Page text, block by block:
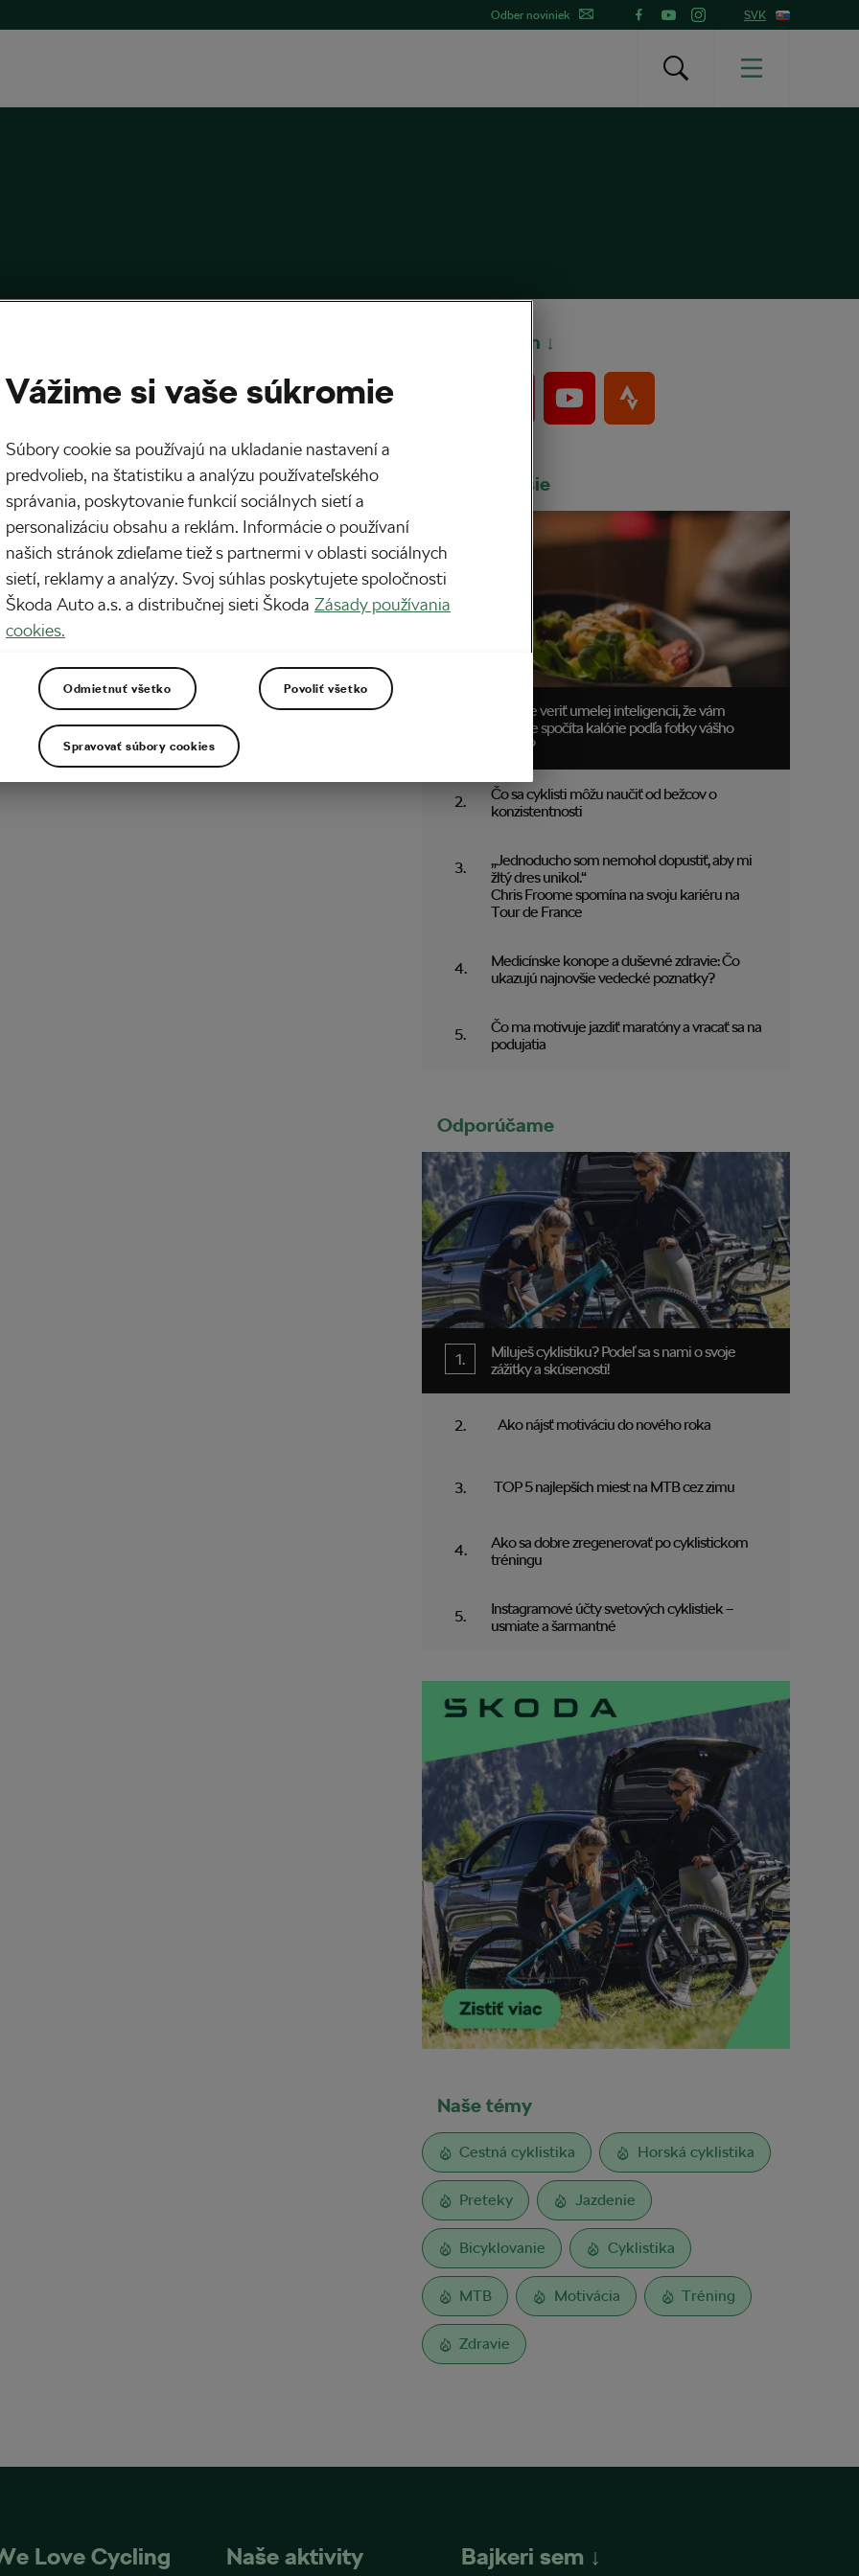
Odber noviniek SVK
o08:19
prechádza práve v Corleone a priľahlých oblastiach. Teplo, členitá
a dobré jedlo. Je to dostatočný dôvod, prečo sa tam vybrať aj na bicykli?
Bajkeri sem ↓
Najčítanejšie
Môžete veriť umelej inteligencii, že vám
správne spočíta kalórie podľa fotky vášho
obeda?
Čo sa cyklisti môžu naučiť od bežcov o
konzistentnosti
„Jednoducho som nemohol dopustiť, aby mi
žltý dres unikol.“
Chris Froome spomína na svoju kariéru na
Tour de France
Medicínske konope a duševné zdravie: Čo
ukazujú najnovšie vedecké poznatky?
Čo ma motivuje jazdiť maratóny a vracať sa na
podujatia
Odporúčame
Miluješ cyklistiku? Podeľ sa s nami o svoje
zážitky a skúsenosti!
Ako nájsť motiváciu do nového roka
TOP 5 najlepších miest na MTB cez zimu
Ako sa dobre zregenerovať po cyklistickom
tréningu
Instagramové účty svetových cyklistiek –
usmiate a šarmantné
Naše témy
Cestná cyklistika Horská cyklistika
Preteky Jazdenie
Bicyklovanie Cyklistika
MTB Motivácia Tréning
Zdravie
Love Cycling Naše aktivity Bajkeri sem ↓
Vážime si vaše súkromie
Súbory cookie sa používajú na ukladanie nastavení a
predvolieb, na štatistiku a analýzu používateľského
správania, poskytovanie funkcií sociálnych sietí a
personalizáciu obsahu a reklám. Informácie o používaní
našich stránok zdieľame tiež s partnermi v oblasti sociálnych
sietí, reklamy a analýzy. Svoj súhlas poskytujete spoločnosti
Škoda Auto a.s. a distribučnej sieti Škoda Zásady používania
cookies.
Odmietnuť všetko Povoliť všetko
Spravovať súbory cookies